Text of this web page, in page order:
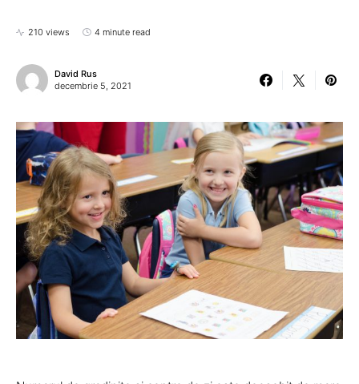
210 views 4 minute read
David Rus
decembrie 5, 2021